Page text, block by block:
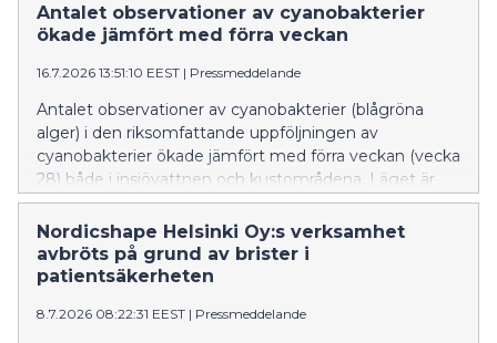
Antalet observationer av cyanobakterier
ökade jämfört med förra veckan
16.7.2026 13:51:10 EEST | Pressmeddelande
Antalet observationer av cyanobakterier (blågröna
alger) i den riksomfattande uppföljningen av
cyanobakterier ökade jämfört med förra veckan (vecka
28) både i insjövattnen och kustområdena. Läget är
dock lugnare än normalt för tidpunkten.
Nordicshape Helsinki Oy:s verksamhet
avbröts på grund av brister i
patientsäkerheten
8.7.2026 08:22:31 EEST | Pressmeddelande